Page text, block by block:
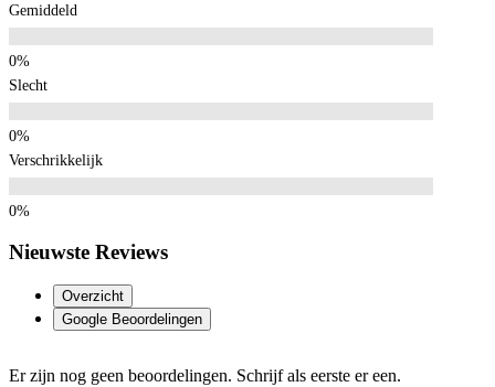
Gemiddeld
Slecht
Verschrikkelijk
Nieuwste Reviews
Overzicht
Google Beoordelingen
Er zijn nog geen beoordelingen. Schrijf als eerste er een.